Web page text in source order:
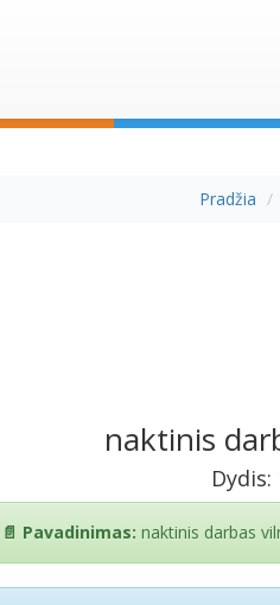
Pradžia
naktinis
📄 Pavadinimas: naktinis darbas